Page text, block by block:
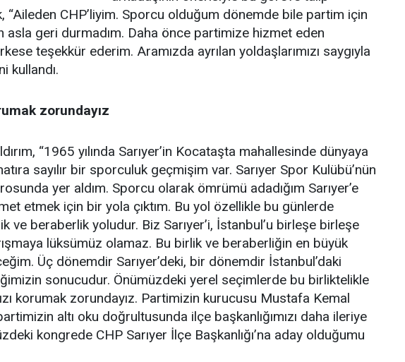
“Aileden CHP’liyim. Sporcu olduğum dönemde bile partim için
asla geri durmadım. Daha önce partimize hizmet eden
teşekkür ederim. Aramızda ayrılan yoldaşlarımızı saygıyla
kullandı.
zorundayız
“1965 yılında Sarıyer’in Kocataşta mahallesinde dünyaya
sayılır bir sporculuk geçmişim var. Sarıyer Spor Kulübü’nün
yer aldım. Sporcu olarak ömrümü adadığım Sarıyer’e
etmek için bir yola çıktım. Bu yol özellikle bu günlerde
ve beraberlik yoludur. Biz Sarıyer’i, İstanbul’u birleşe birleşe
lüksümüz olamaz. Bu birlik ve beraberliğin en büyük
Üç dönemdir Sarıyer’deki, bir dönemdir İstanbul’daki
sonucudur. Önümüzdeki yerel seçimlerde bu birliktelikle
korumak zorundayız. Partimizin kurucusu Mustafa Kemal
altı oku doğrultusunda ilçe başkanlığımızı daha ileriye
kongrede CHP Sarıyer İlçe Başkanlığı’na aday olduğumu